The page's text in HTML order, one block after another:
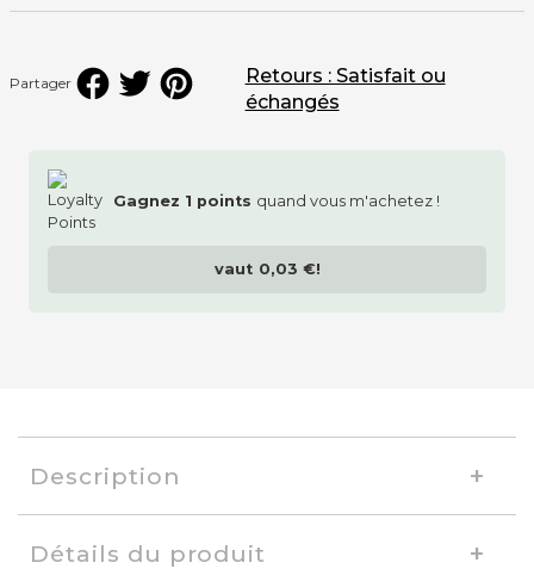
Partager
Gagnez 1 points quand vous m'achetez !
vaut 0,03 €!
Retours : Satisfait ou
échangés
Description
Détails du produit